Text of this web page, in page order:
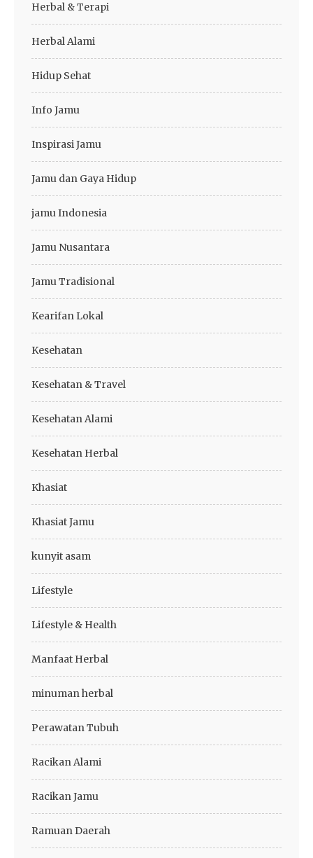
Herbal & Terapi
Herbal Alami
Hidup Sehat
Info Jamu
Inspirasi Jamu
Jamu dan Gaya Hidup
jamu Indonesia
Jamu Nusantara
Jamu Tradisional
Kearifan Lokal
Kesehatan
Kesehatan & Travel
Kesehatan Alami
Kesehatan Herbal
Khasiat
Khasiat Jamu
kunyit asam
Lifestyle
Lifestyle & Health
Manfaat Herbal
minuman herbal
Perawatan Tubuh
Racikan Alami
Racikan Jamu
Ramuan Daerah